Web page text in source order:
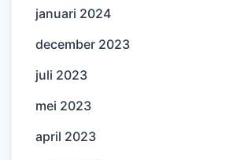
januari 2024
december 2023
juli 2023
mei 2023
april 2023